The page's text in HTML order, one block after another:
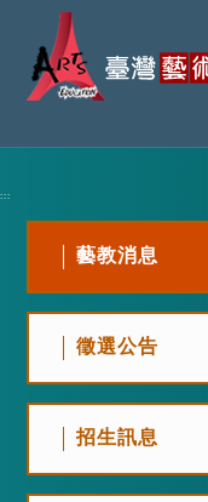
:::
藝教消息
徵選公告
招生訊息